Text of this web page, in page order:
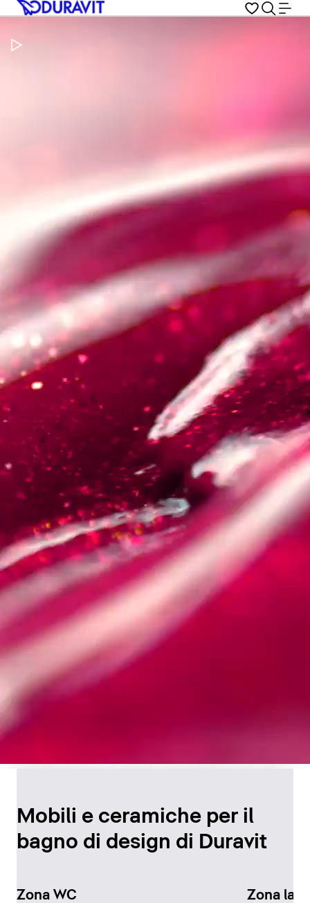
Metti in pausa il video
il bagno
Scopri di più
Mobili e ceramiche per il
bagno di design di Duravit
Zona WC Zona